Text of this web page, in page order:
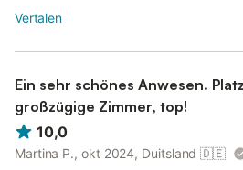
Vertalen
Ein sehr schönes Anwesen.
großzügige Zimmer, top!
10,0
Martina P., okt 2024, Duitsland 🇩🇪